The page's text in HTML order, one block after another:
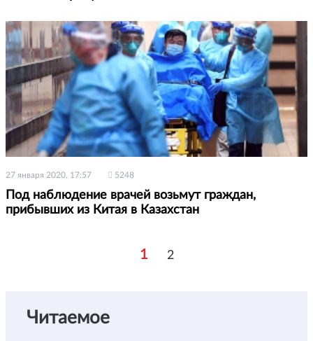
27 января 2020, 17:57 5248
Под наблюдение врачей возьмут граждан,
прибывших из Китая в Казахстан
1 2
Читаемое